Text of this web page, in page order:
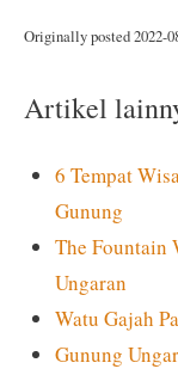
Originally posted 2022-
Artikel
6 Tempat
Gunung
The Fountain
Ungaran
Watu Gajah
Gunung